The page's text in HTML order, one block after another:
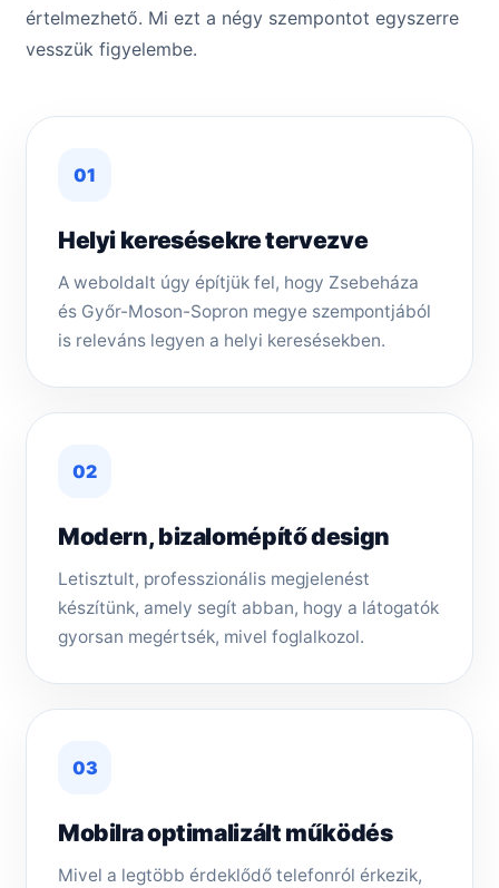
értelmezhető. Mi ezt a négy szempontot egyszerre
vesszük figyelembe.
01
Helyi keresésekre tervezve
A weboldalt úgy építjük fel, hogy Zsebeháza
és Győr-Moson-Sopron megye szempontjából
is releváns legyen a helyi keresésekben.
02
Modern, bizalomépítő design
Letisztult, professzionális megjelenést
készítünk, amely segít abban, hogy a látogatók
gyorsan megértsék, mivel foglalkozol.
03
Mobilra optimalizált működés
Mivel a legtöbb érdeklődő telefonról érkezik,